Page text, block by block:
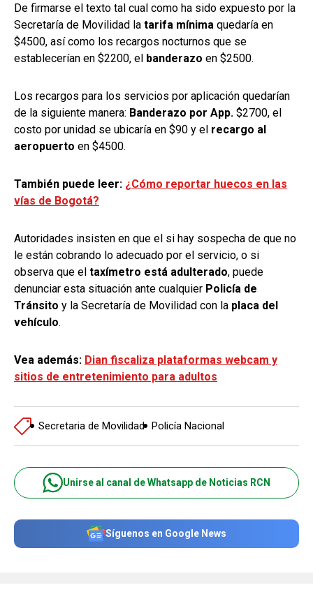
De firmarse el texto tal cual como ha sido expuesto por la
Secretaría de Movilidad la tarifa mínima quedaría en
$4500, así como los recargos nocturnos que se
establecerían en $2200, el banderazo en $2500.
Los recargos para los servicios por aplicación quedarían
de la siguiente manera: Banderazo por App. $2700, el
costo por unidad se ubicaría en $90 y el recargo al
aeropuerto en $4500.
También puede leer: ¿Cómo reportar huecos en las
vías de Bogotá?
Autoridades insisten en que el si hay sospecha de que no
le están cobrando lo adecuado por el servicio, o si
observa que el taxímetro está adulterado, puede
denunciar esta situación ante cualquier Policía de
Tránsito y la Secretaría de Movilidad con la placa del
vehículo.
Vea además: Dian fiscaliza plataformas webcam y
sitios de entretenimiento para adultos
Secretaria de Movilidad Policía Nacional
Unirse al canal de Whatsapp de Noticias RCN
Síguenos en Google News